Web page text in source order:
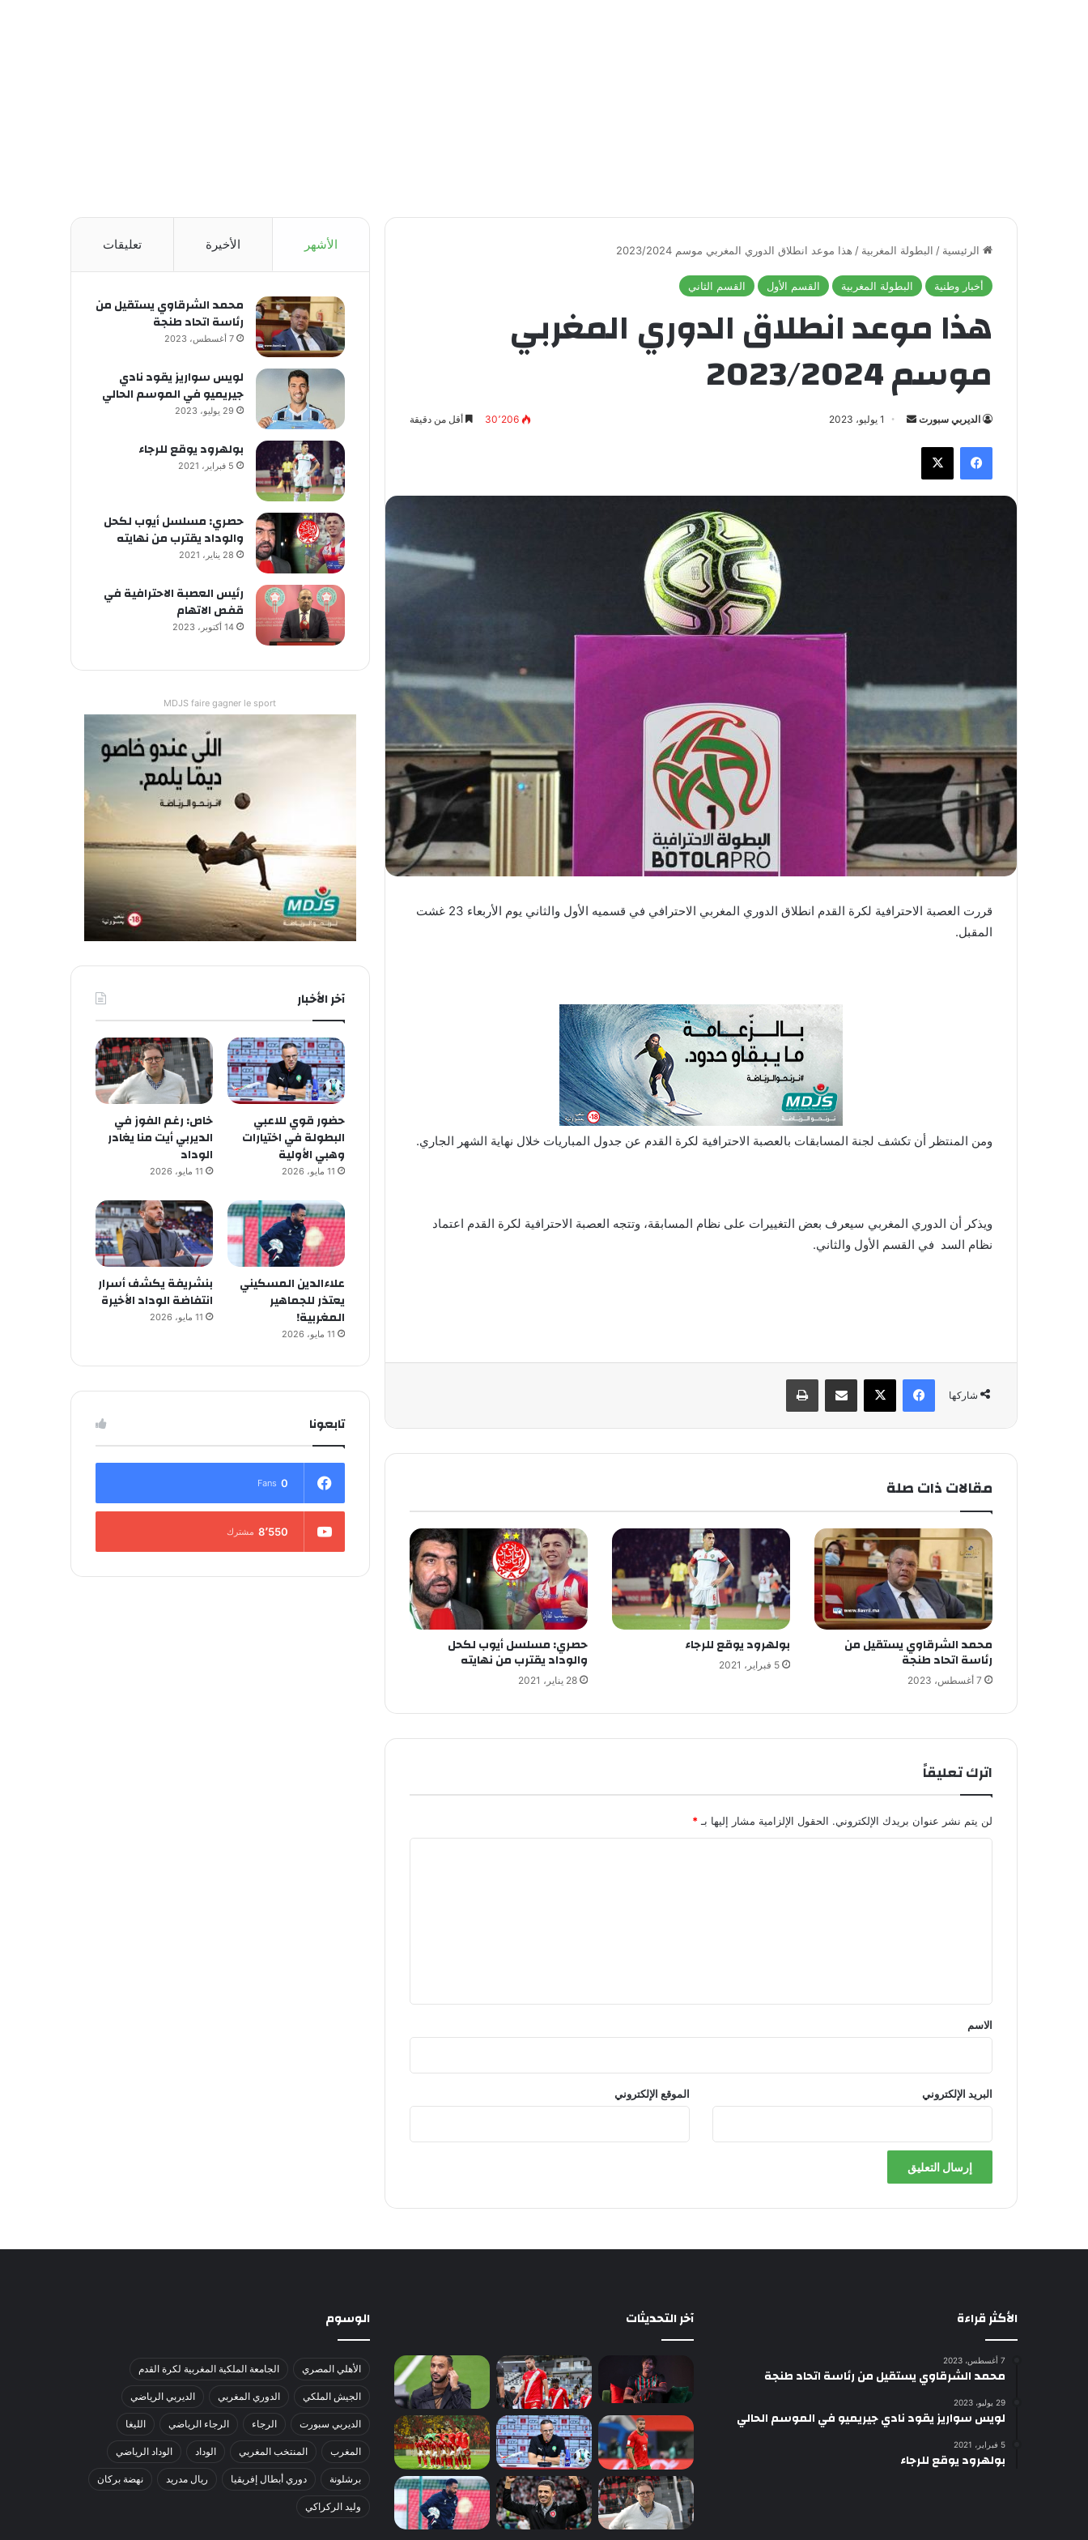
الرئيسية / البطولة المغربية / هذا موعد انطلاق الدوري المغربي موسم 2023/2024
أخبار وطنية البطولة المغربية القسم الأول القسم الثاني
هذا موعد انطلاق الدوري المغربي
موسم 2023/2024
الديربي سبورت
ب
و
ن
ا
1 يوليو، 2023 30٬206 أقل من دقيقة
فيسبوك
قررت العصبة الاحترافية لكرة القدم انطلاق الدوري المغربي الاحترافي في قسميه الأول والثاني يوم الأربعاء 23 غشت
المقبل.
ومن المنتظر أن تكشف لجنة المسابقات بالعصبة الاحترافية لكرة القدم عن جدول المباريات خلال نهاية الشهر الجاري.
ويذكر أن الدوري المغربي سيعرف بعض التغييرات على نظام المسابقة، وتتجه العصبة الاحترافية لكرة القدم اعتماد
نظام السد في القسم الأول والثاني.
شاركها
فيسبوك
مقالات ذات صلة
محمد الشرقاوي يستقيل من
رئاسة اتحاد طنجة
7 أغسطس، 2023
بولهرود يوقع للرجاء
5 فبراير، 2021
حصري: مسلسل أيوب لكحل
والوداد يقترب من نهايته
28 يناير، 2021
اترك تعليقاً
لن يتم نشر عنوان بريدك الإلكتروني. الحقول الإلزامية مشار إليها بـ *
*
الاسم
البريد الإلكتروني الموقع الإلكتروني
الأشهر الأخيرة تعليقات
محمد الشرقاوي يستقيل من
رئاسة اتحاد طنجة
7 أغسطس، 2023
لويس سواريز يقود نادي
جيريميو في الموسم الحالي
29 يوليو، 2023
بولهرود يوقع للرجاء
5 فبراير، 2021
حصري: مسلسل أيوب لكحل
والوداد يقترب من نهايته
28 يناير، 2021
رئيس العصبة الاحترافية في
قفص الاتهام
14 أكتوبر، 2023
MDJS faire gagner le sport
آخر الأخبار
حضور قوي للاعبي
البطولة في اختيارات
وهبي الأولية
11 مايو، 2026
خاص: رغم الفوز في
الديربي أيت منا يغادر
الوداد
11 مايو، 2026
علاءالدين المسكيني
يعتذر للجماهير
المغربية!
11 مايو، 2026
بنشريفة يكشف أسرار
انتفاضة الوداد الأخيرة
11 مايو، 2026
تابعونا
0
Fans
8٬550 مشترك
الأكثر قراءة
7 أغسطس، 2023
محمد الشرقاوي يستقيل من رئاسة اتحاد طنجة
29 يوليو، 2023
لويس سواريز يقود نادي جيريميو في الموسم الحالي
5 فبراير، 2021
بولهرود يوقع للرجاء
آخر التحديثات الوسوم
الأهلي المصري الجامعة الملكية المغربية لكرة القدم
الجيش الملكي الدوري المغربي الديربي الرياضي
الديربي سبورت الرجاء الرجاء الرياضي الليغا
المغرب المنتخب المغربي الوداد الوداد الرياضي
برشلونة دوري أبطال إفريقيا ريال مدريد نهضة بركان
وليد الركراكي